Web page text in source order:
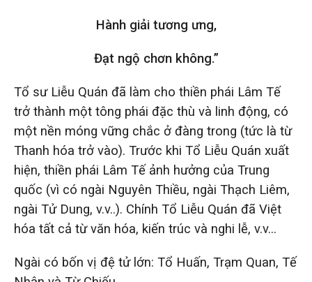
Hành giải tương ưng,
Đạt ngộ chơn không.”
Tổ sư Liễu Quán đã làm cho thiền phái Lâm Tế
trở thành một tông phái đặc thù và linh động, có
một nền móng vững chắc ở đàng trong (tức là từ
Thanh hóa trở vào). Trước khi Tổ Liễu Quán xuất
hiện, thiền phái Lâm Tế ảnh hưởng của Trung
quốc (vì có ngài Nguyên Thiều, ngài Thạch Liêm,
ngài Tử Dung, v.v..). Chính Tổ Liễu Quán đã Việt
hóa tất cả từ văn hóa, kiến trúc và nghi lễ, v.v…
Ngài có bốn vị đệ tử lớn: Tổ Huấn, Trạm Quan, Tế